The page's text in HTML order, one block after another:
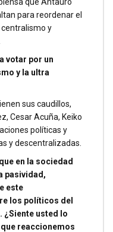
que Antauro
para reordenar el
y
votar por un
y la ultra
sus caudillos,
Cesar Acuña, Keiko
políticas y
y descentralizadas.
en la sociedad
pasividad,
este
los políticos del
¿Siente usted lo
reaccionemos